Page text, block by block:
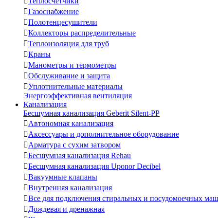
Газоснабжение
Полотенцесушители
Коллекторы распределительные
Теплоизоляция для труб
Краны
Манометры и термометры
Обслуживание и защита
Уплотнительные материалы
Энергоэффективная вентиляция
Канализация
Бесшумная канализация Geberit Silent-PP
Автономная канализация
Аксессуары и дополнительное оборудование
Арматура с сухим затвором
Бесшумная канализация Rehau
Бесшумная канализация Uponor Decibel
Вакуумные клапаны
Внутренняя канализация
Все для подключения стиральных и посудомоечных
Дождевая и дренажная